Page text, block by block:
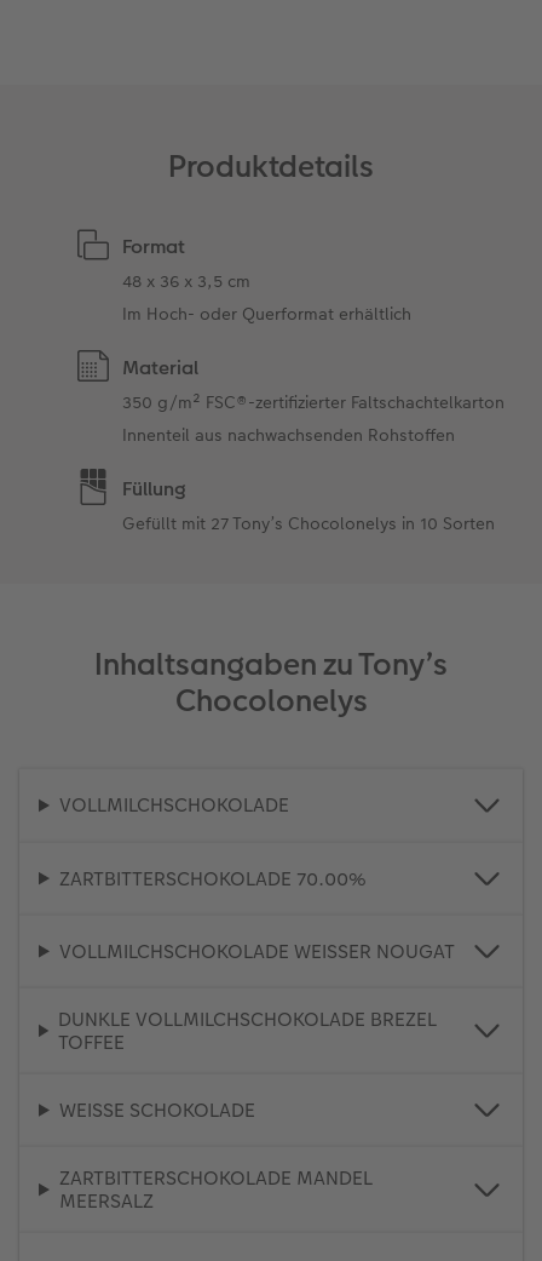
Produktdetails
Format
48 x 36 x 3,5 cm
Im Hoch- oder Querformat erhältlich
Material
350 g/m² FSC®-zertifizierter Faltschachtelkarton
Innenteil aus nachwachsenden Rohstoffen
Füllung
Gefüllt mit 27 Tony’s Chocolonelys in 10 Sorten
Inhaltsangaben zu Tony’s
Chocolonelys
VOLLMILCHSCHOKOLADE
ZARTBITTERSCHOKOLADE 70.00%
VOLLMILCHSCHOKOLADE WEISSER NOUGAT
DUNKLE VOLLMILCHSCHOKOLADE BREZEL
TOFFEE
WEISSE SCHOKOLADE
ZARTBITTERSCHOKOLADE MANDEL
MEERSALZ